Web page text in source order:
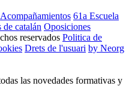
Acompañamientos 61a Escuela
de catalán Oposiciones
reservados Politica de
Drets de l'usuari by Neorg
las novedades formativas y